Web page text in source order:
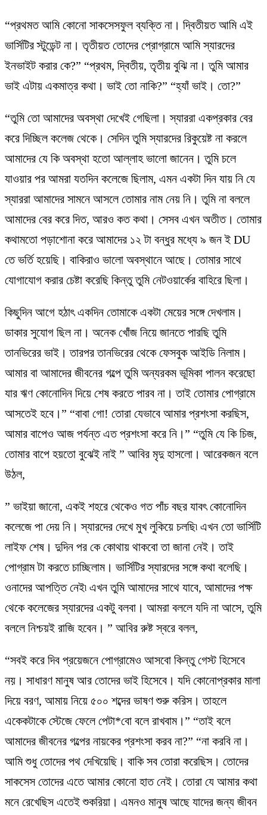
“প্রথমত আমি কোনো সাকসেসফুল ব্যক্তি না। দ্বিতীয়ত আমি এই
ভার্সিটির স্টুডেন্ট না। তৃতীয়ত তোদের প্রোগ্রামে আমি স্যারদের
ইনভাইট করার কে?” “প্রথম, দ্বিতীয়, তৃতীয় বুঝি না। তুমি আমার
ভাই এটায় একমাত্র কথা। ভাই তো নাকি?” “হ্যাঁ ভাই। তো?”
“তুমি তো আমাদের অবস্থা দেখেই গেছিলা। স্যাররা একপ্রকার বের
করে দিচ্ছিল কলেজ থেকে। সেদিন তুমি স্যারদের রিকুয়েষ্ট না করলে
আমাদের যে কি অবস্থা হতো আল্লাহ ভালো জানেন। তুমি চলে
যাওয়ার পর আমরা যতদিন কলেজে ছিলাম, এমন একটা দিন যায় নি যে
স্যাররা আমাদের সামনে আসলে তোমার নাম নেয় নি। তুমি না বললে
আমাদের বের করে দিত, আরও কত কথা। সেসব এখন অতীত। তোমার
কথামতো পড়াশোনা করে আমাদের ১২ টা বন্ধুর মধ্যে ৯ জন ই DU
তে ভর্তি হয়েছি। বাকিরাও ভালো অবস্থানে আছে। তোমার সাথে
যোগাযোগ করার চেষ্টা করেছি কিন্তু তুমি নেটওয়ার্কের বাহিরে ছিলা।
কিছুদিন আগে হঠাৎ একদিন তোমাকে একটা মেয়ের সঙ্গে দেখলাম।
ডাকার সুযোগ ছিল না। অনেক খোঁজ নিয়ে জানতে পারছি তুমি
তানভিরের ভাই। তারপর তানভিরের থেকে ফেসবুক আইডি নিলাম।
আমার বা আমাদের জীবনের গল্পে তুমি অন্যরকম ভূমিকা পালন করেছো
যার ঋণ কোনোদিন দিয়ে শেষ করতে পারব না। তাই তোমার পোগ্রামে
আসতেই হবে।” “বাবা গো! তোরা যেভাবে আমার প্রশংসা করছিস,
আমার বাপেও আজ পর্যন্ত এত প্রশংসা করে নি।” “তুমি যে কি চিজ,
তোমার বাপে হয়তো বুঝেই নাই ” আবির মৃদু হাসলো। আরেকজন বলে
উঠল,
” ভাইয়া জানো, একই শহরে থেকেও গত পাঁচ বছর যাবৎ কোনোদিন
কলেজে পা দেয় নি। স্যারদের দেখে মুখ লুকিয়ে চলছি৷ এখন তো ভার্সিটি
লাইফ শেষ। দুদিন পর কে কোথায় থাকবো তা জানা নেই। তাই
পোগ্রাম টা করতে চাচ্ছিলাম। ভার্সিটির স্যারদের সঙ্গে কথা বলেছি।
ওনাদের আপত্তি নেই৷ এখন তুমি আমাদের সাথে যাবে, আমাদের পক্ষ
থেকে কলেজের স্যারদের একটু বলবা। আমরা বললে যদি না আসে, তুমি
বললে নিশ্চয়ই রাজি হবেন। ” আবির রুষ্ট স্বরে বলল,
“সবই করে দিব প্রয়েজনে পোগ্রামেও আসবো কিন্তু গেস্ট হিসেবে
নয়। সাধারণ মানুষ আর তোদের ভাই হিসেবে। যদি কোনোপ্রকার মালা
দিয়ে বরণ, আমায় নিয়ে ৫০০ শব্দের ভাষণ শুরু করিস। তাহলে
একেকটাকে স্টেজে ফেলে পেটা*বো বলে রাখবাম।” “তাই বলে
আমাদের জীবনের গল্পের নায়কের প্রশংসা করব না?” “না করবি না।
আমি শুধু তোদের পথ দেখিয়েছি। বাকি সব তোরা করেছিস। তোদের
সাকসেস তোদের এতে আমার কোনো হাত নেই। তোরা যে আমার কথা
মনে রেখেছিস এতেই শুকরিয়া। এমনও মানুষ আছে যাদের জন্য জীবন